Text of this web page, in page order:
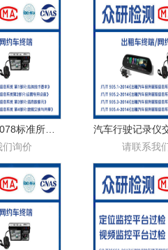
们询价
请联系我